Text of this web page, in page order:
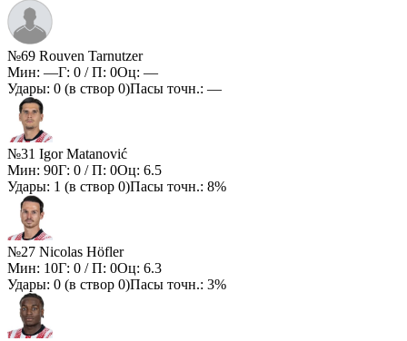
№69 Rouven Tarnutzer
Мин: —Г: 0 / П: 0Оц: —
Удары: 0 (в створ 0)Пасы точн.: —
№31 Igor Matanović
Мин: 90Г: 0 / П: 0Оц: 6.5
Удары: 1 (в створ 0)Пасы точн.: 8%
№27 Nicolas Höfler
Мин: 10Г: 0 / П: 0Оц: 6.3
Удары: 0 (в створ 0)Пасы точн.: 3%